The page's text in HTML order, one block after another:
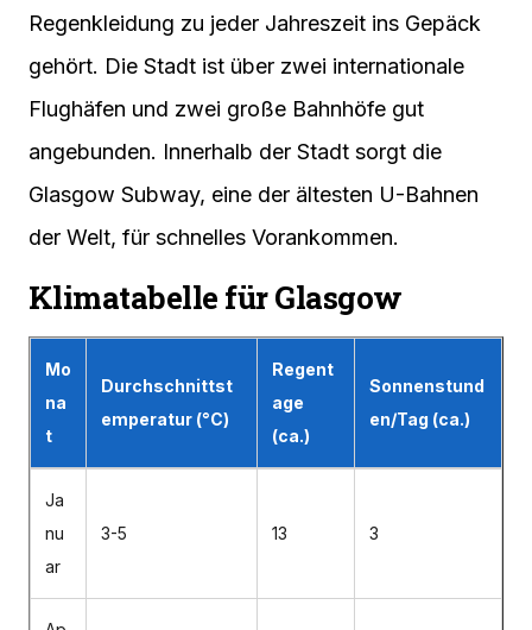
Regenkleidung zu jeder Jahreszeit ins Gepäck
gehört. Die Stadt ist über zwei internationale
Flughäfen und zwei große Bahnhöfe gut
angebunden. Innerhalb der Stadt sorgt die
Glasgow Subway, eine der ältesten U-Bahnen
der Welt, für schnelles Vorankommen.
Klimatabelle für Glasgow
Mo
na
t
Durchschnittst
emperatur (°C)
Regent
age
(ca.)
Sonnenstund
en/Tag (ca.)
Ja
nu
ar
3-5 13 3